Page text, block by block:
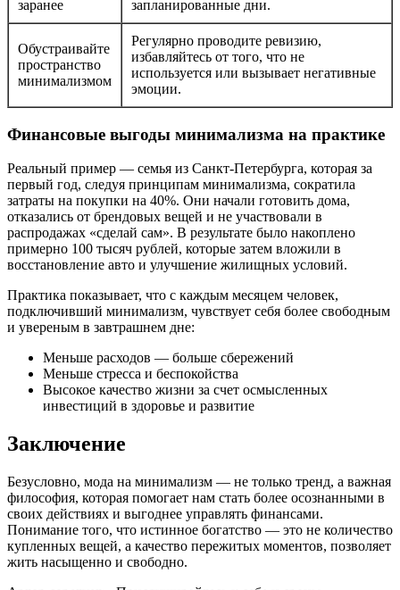
заранее запланированные дни.
Обустраивайте
пространство
минимализмом
Регулярно проводите ревизию,
избавляйтесь от того, что не
используется или вызывает негативные
эмоции.
Финансовые выгоды минимализма на практике
Реальный пример — семья из Санкт-Петербурга, которая за
первый год, следуя принципам минимализма, сократила
затраты на покупки на 40%. Они начали готовить дома,
отказались от брендовых вещей и не участвовали в
распродажах «сделай сам». В результате было накоплено
примерно 100 тысяч рублей, которые затем вложили в
восстановление авто и улучшение жилищных условий.
Практика показывает, что с каждым месяцем человек,
подключивший минимализм, чувствует себя более свободным
и увереным в завтрашнем дне:
Меньше расходов — больше сбережений
Меньше стресса и беспокойства
Высокое качество жизни за счет осмысленных
инвестиций в здоровье и развитие
Заключение
Безусловно, мода на минимализм — не только тренд, а важная
философия, которая помогает нам стать более осознанными в
своих действиях и выгоднее управлять финансами.
Понимание того, что истинное богатство — это не количество
купленных вещей, а качество пережитых моментов, позволяет
жить насыщенно и свободно.